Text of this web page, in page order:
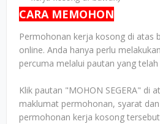
CARA MEMOHON
Permohonan kerja kosong di atas
online. Anda hanya perlu
percuma melalui pautan yang
Klik pautan "MOHON SEGERA" di
maklumat permohonan, syarat
permohonan kerja kosong